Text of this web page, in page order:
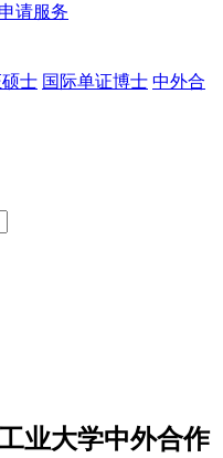
请服务
士 国际单证博士 中外合
业大学中外合作